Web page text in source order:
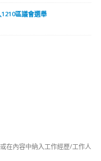
區議會選舉
在內容中納入工作經歷/工作人